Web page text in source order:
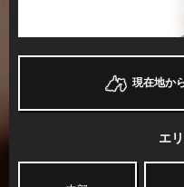
現在地か
エ